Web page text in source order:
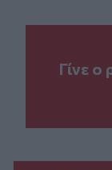
Γίνε ο